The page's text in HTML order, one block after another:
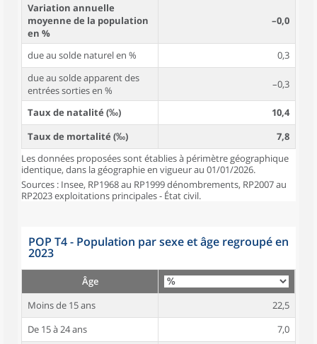
Variation annuelle
moyenne de la population
en %
–0,0
due au solde naturel en %
0,3
due au solde apparent des
entrées sorties en %
–0,3
Taux de natalité (‰)
10,4
Taux de mortalité (‰)
7,8
Les données proposées sont établies à périmètre géographique
identique, dans la géographie en vigueur au 01/01/2026.
Sources : Insee, RP1968 au RP1999 dénombrements, RP2007 au
RP2023 exploitations principales - État civil.
POP T4 - Population par sexe et âge regroupé en
2023
Âge
Moins de 15 ans
22,5
De 15 à 24 ans
7,0